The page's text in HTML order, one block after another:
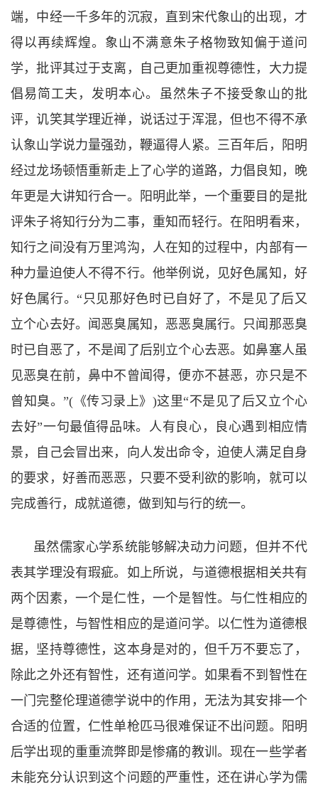
端，中经一千多年的沉寂，直到宋代象山的出现，才
得以再续辉煌。象山不满意朱子格物致知偏于道问
学，批评其过于支离，自己更加重视尊德性，大力提
倡易简工夫，发明本心。虽然朱子不接受象山的批
评，讥笑其学理近禅，说话过于浑混，但也不得不承
认象山学说力量强劲，鞭逼得人紧。三百年后，阳明
经过龙场顿悟重新走上了心学的道路，力倡良知，晚
年更是大讲知行合一。阳明此举，一个重要目的是批
评朱子将知行分为二事，重知而轻行。在阳明看来，
知行之间没有万里鸿沟，人在知的过程中，内部有一
种力量迫使人不得不行。他举例说，见好色属知，好
好色属行。 “只见那好色时已自好了，不是见了后又
立个心去好。闻恶臭属知，恶恶臭属行。只闻那恶臭
时已自恶了，不是闻了后别立个心去恶。如鼻塞人虽
见恶臭在前，鼻中不曾闻得，便亦不甚恶，亦只是不
曾知臭。”( 《传习录上》 )这里“不是见了后又立个心
去好”一句最值得品味。人有良心，良心遇到相应情
景，自己会冒出来，向人发出命令，迫使人满足自身
的要求，好善而恶恶，只要不受利欲的影响，就可以
完成善行，成就道德，做到知与行的统一。
虽然儒家心学系统能够解决动力问题，但并不代
表其学理没有瑕疵。如上所说，与道德根据相关共有
两个因素，一个是仁性，一个是智性。与仁性相应的
是尊德性，与智性相应的是道问学。以仁性为道德根
据，坚持尊德性，这本身是对的，但千万不要忘了，
除此之外还有智性，还有道问学。如果看不到智性在
一门完整伦理道德学说中的作用，无法为其安排一个
合适的位置，仁性单枪匹马很难保证不出问题。阳明
后学出现的重重流弊即是惨痛的教训。现在一些学者
未能充分认识到这个问题的严重性，还在讲心学为儒